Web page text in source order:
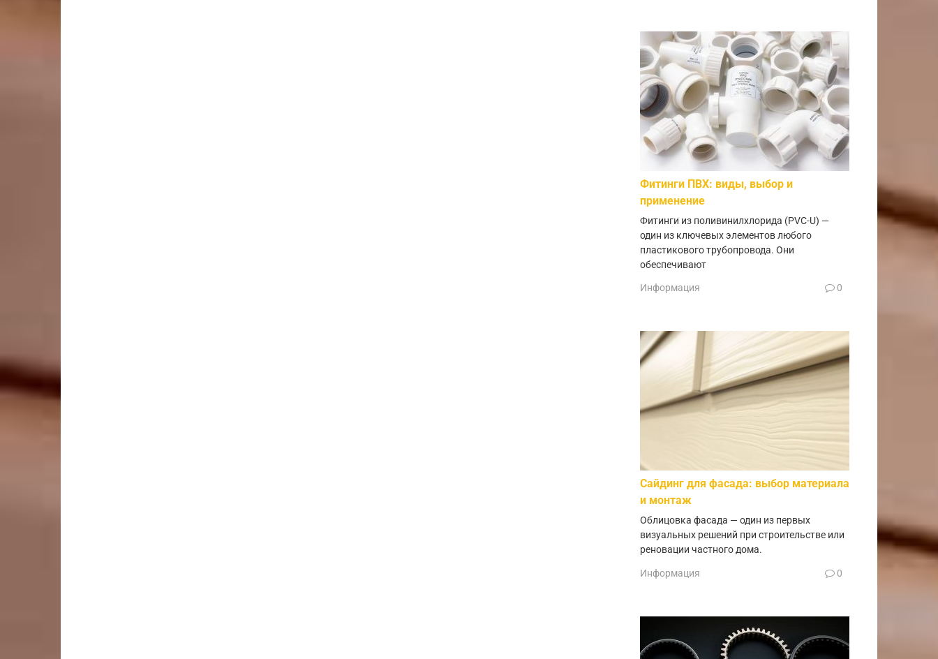
Фитинги ПВХ: виды, выбор и
применение
Фитинги из поливинилхлорида (PVC-U) —
один из ключевых элементов любого
пластикового трубопровода. Они
обеспечивают
Информация 0
Сайдинг для фасада: выбор материала
и монтаж
Облицовка фасада — один из первых
визуальных решений при строительстве или
реновации частного дома.
Информация 0